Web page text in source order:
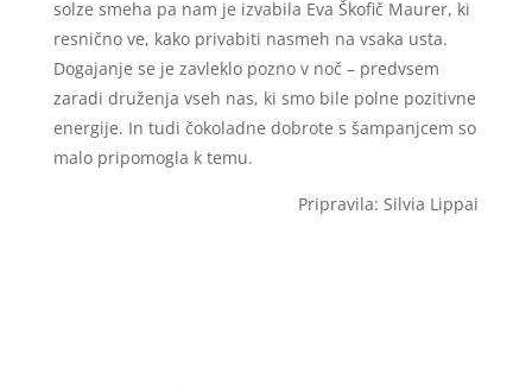
solze smeha pa nam je izvabila Eva Škofič Maurer, ki
resnično ve, kako privabiti nasmeh na vsaka usta.
Dogajanje se je zavleklo pozno v noč – predvsem
zaradi druženja vseh nas, ki smo bile polne pozitivne
energije. In tudi čokoladne dobrote s šampanjcem so
malo pripomogla k temu.
Pripravila: Silvia Lippai